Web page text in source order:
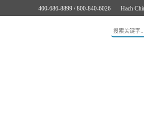
Hach
400-686-8899 / 800-840-6026